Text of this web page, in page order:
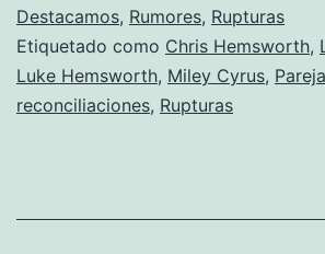
Hemsworth
le
dicen
Destacamos, Rumores, Rupturas
Etiquetado como Chris Hemsworth,
Luke Hemsworth, Miley Cyrus, Pareja
reconciliaciones, Rupturas